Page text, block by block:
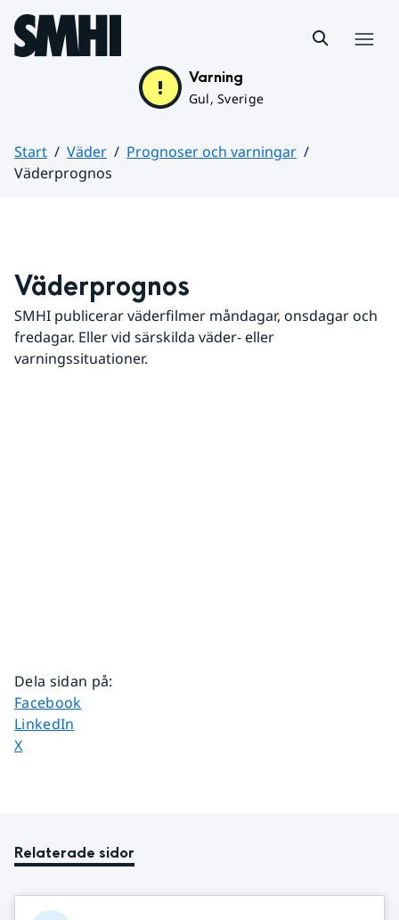
Hoppa till sidans innehåll
Varning
Gul, Sverige
Start Väder
Prognoser och varningar
Väderprognos
Väderprognos
SMHI publicerar väderfilmer måndagar, onsdagar och
fredagar. Eller vid särskilda väder- eller
varningssituationer.
Dela sidan på:
Dela sidan på
Facebook
Dela sidan på
LinkedIn
Dela sidan på
X
Relaterade sidor